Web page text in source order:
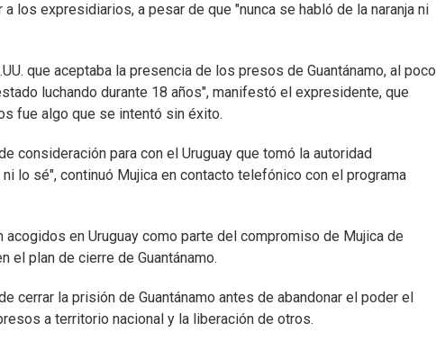
los expresidiarios, a pesar de que "nunca se habló de la naranja ni
que aceptaba la presencia de los presos de Guantánamo, al poco
luchando durante 18 años", manifestó el expresidente, que
fue algo que se intentó sin éxito.
consideración para con el Uruguay que tomó la autoridad
lo sé", continuó Mujica en contacto telefónico con el programa
en Uruguay como parte del compromiso de Mujica de
el plan de cierre de Guantánamo.
cerrar la prisión de Guantánamo antes de abandonar el poder el
a territorio nacional y la liberación de otros.